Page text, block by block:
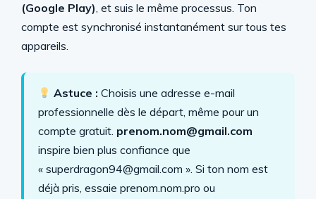
(Google Play), et suis le même processus. Ton
compte est synchronisé instantanément sur tous tes
appareils.
Astuce : Choisis une adresse e-mail
professionnelle dès le départ, même pour un
compte gratuit. prenom.nom@gmail.com
inspire bien plus confiance que
« superdragon94@gmail.com ». Si ton nom est
déjà pris, essaie prenom.nom.pro ou